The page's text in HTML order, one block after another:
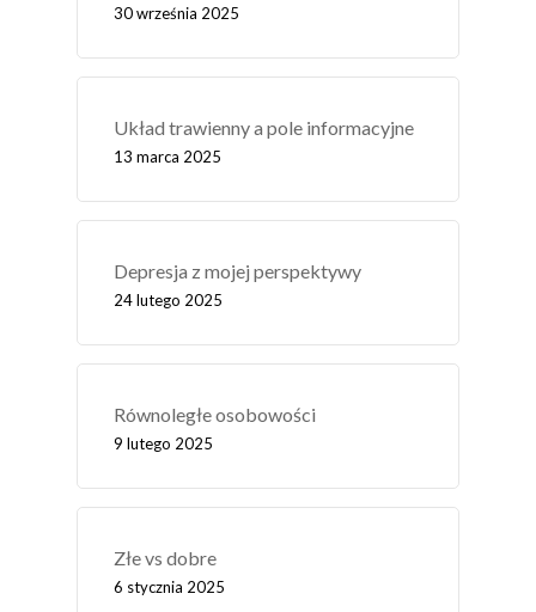
30 września 2025
Układ trawienny a pole informacyjne
13 marca 2025
Depresja z mojej perspektywy
24 lutego 2025
Równoległe osobowości
9 lutego 2025
Złe vs dobre
6 stycznia 2025